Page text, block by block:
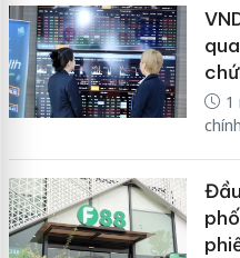
1